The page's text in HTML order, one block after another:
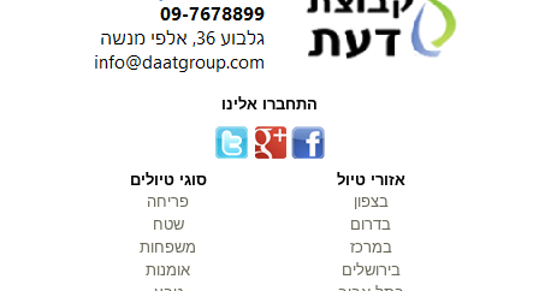
התחברו אלינו
אזורי טיול
בצפון
בדרום
במרכז
בירושלים
סוגי טיולים
פריחה
שטח
משפחות
אומנות